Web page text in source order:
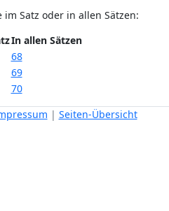
Satz oder in allen Sätzen:
In allen Sätzen
68
69
70
| Seiten-Übersicht